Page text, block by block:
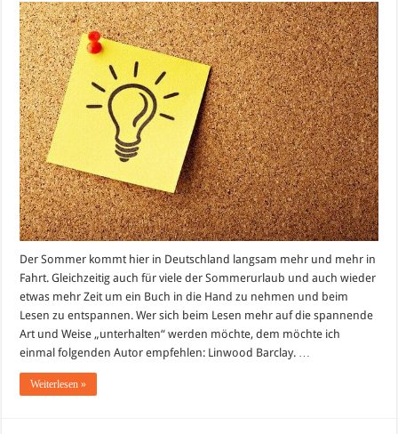
Barclay
=
Thriller
Deluxe!
Der Sommer kommt hier in Deutschland langsam mehr und mehr in
Fahrt. Gleichzeitig auch für viele der Sommerurlaub und auch wieder
etwas mehr Zeit um ein Buch in die Hand zu nehmen und beim
Lesen zu entspannen. Wer sich beim Lesen mehr auf die spannende
Art und Weise „unterhalten“ werden möchte, dem möchte ich
einmal folgenden Autor empfehlen: Linwood Barclay. …
Weiterlesen »